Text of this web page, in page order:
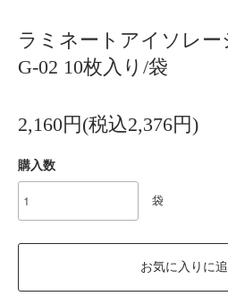
ラミネートアイソレ
G-02 10枚入り/袋
2,160円(税込2,376円)
購入数
袋
お気に入りに